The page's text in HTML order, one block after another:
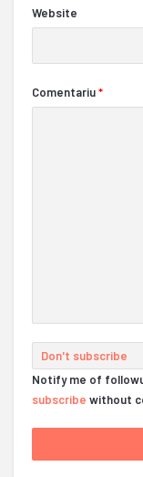
Website
Comentariu*
Notify me of
subscribe without